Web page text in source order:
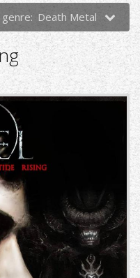
Death Metal